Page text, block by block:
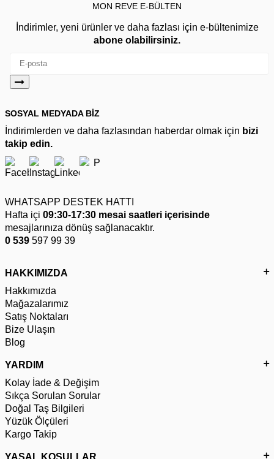
MON REVE E-BÜLTEN
İndirimler, yeni ürünler ve daha fazlası için e-bültenimize
abone olabilirsiniz.
SOSYAL MEDYADA BİZ
İndirimlerden ve daha fazlasından haberdar olmak için bizi
takip edin.
WHATSAPP DESTEK HATTI
Hafta içi 09:30-17:30 mesai saatleri içerisinde
mesajlarınıza dönüş sağlanacaktır.
0 539 597 99 39
HAKKIMIZDA
Hakkımızda
Mağazalarımız
Satış Noktaları
Bize Ulaşın
Blog
YARDIM
Kolay İade & Değişim
Sıkça Sorulan Sorular
Doğal Taş Bilgileri
Yüzük Ölçüleri
Kargo Takip
YASAL KOŞULLAR